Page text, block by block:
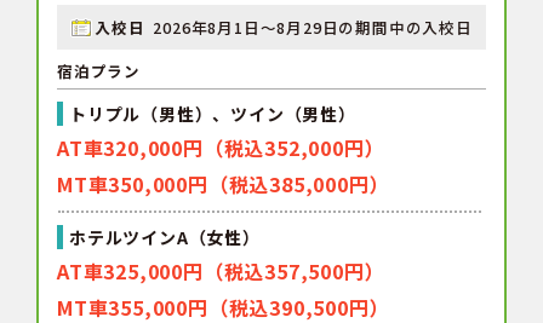
入校日 2026年8月1日～8月29日の期間中の入校日
宿泊プラン
トリプル（男性）、ツイン（男性）
AT車320,000円（税込352,000円）
MT車350,000円（税込385,000円）
ホテルツインA（女性）
AT車325,000円（税込357,500円）
MT車355,000円（税込390,500円）